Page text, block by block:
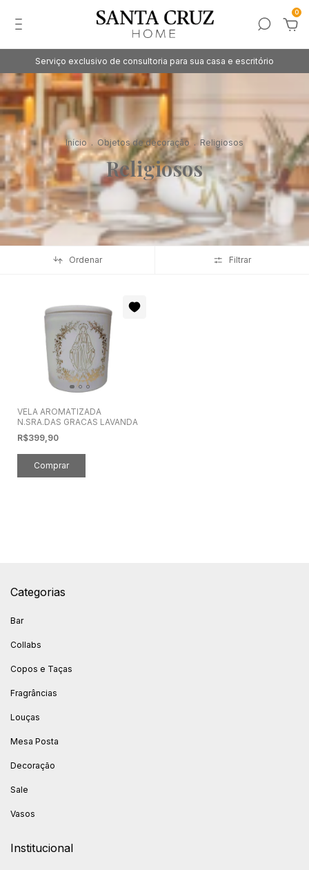
0
Serviço exclusivo de consultoria para sua casa e escritório
Início . Objetos de decoração . Religiosos
Religiosos
Ordenar Filtrar
VELA AROMATIZADA
N.SRA.DAS GRACAS LAVANDA
R$399,90
Categorias
Bar
Collabs
Copos e Taças
Fragrâncias
Louças
Mesa Posta
Decoração
Sale
Vasos
Institucional